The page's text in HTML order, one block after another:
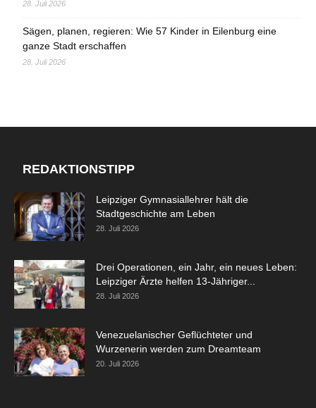
28. Juli 2026
Sägen, planen, regieren: Wie 57 Kinder in Eilenburg eine
ganze Stadt erschaffen
28. Juli 2026
REDAKTIONSTIPP
Leipziger Gymnasiallehrer hält die
Stadtgeschichte am Leben
28. Juli 2026
Drei Operationen, ein Jahr, ein neues Leben:
Leipziger Ärzte helfen 13-Jähriger...
28. Juli 2026
Venezuelanischer Geflüchteter und
Wurzenerin werden zum Dreamteam
20. Juli 2026